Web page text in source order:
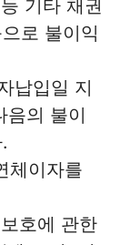
기타 채권
로 불이익
납입일 지
음의 불이
이자를
호에 관한